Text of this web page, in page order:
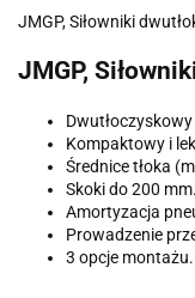
JMGP, Siłowniki
JMGP,
Kompaktowy i
Średnice tłoka
Skoki do 200 mm.
Amortyzacja
Prowadzenie
3 opcje montażu.